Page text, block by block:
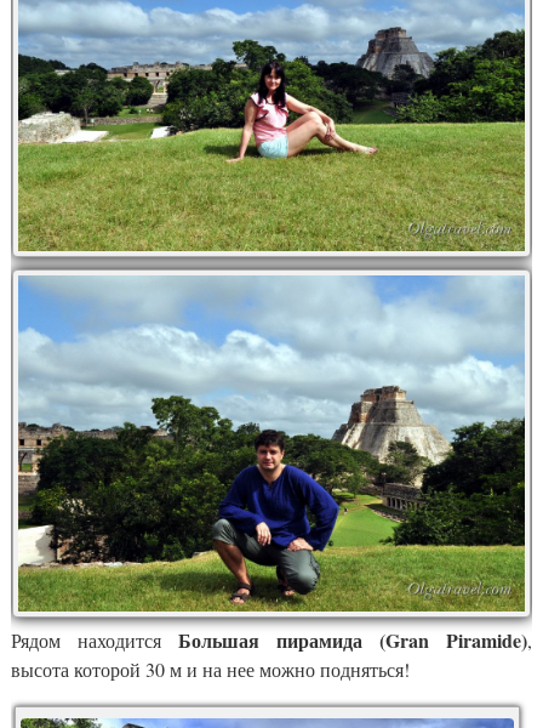
Рядом находится Большая пирамида (Gran Piramide),
высота которой 30 м и на нее можно подняться!